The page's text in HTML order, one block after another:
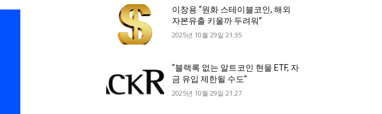
이창용 “원화 스테이블코인, 해외
자본유출 키울까 두려워”
2025년 10월 29일 21:35
“블랙록 없는 알트코인 현물 ETF, 자
금 유입 제한될 수도”
2025년 10월 29일 21:27